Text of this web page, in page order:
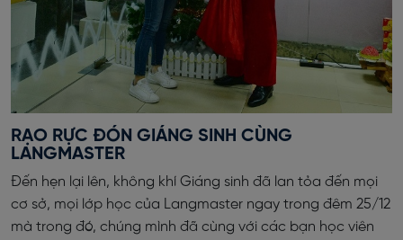
RẠO RỰC ĐÓN GIÁNG SINH CÙNG
LANGMASTER
Đến hẹn lại lên, không khí Giáng sinh đã lan tỏa đến mọi
cơ sở, mọi lớp học của Langmaster ngay trong đêm 25/12
mà trong đó, chúng mình đã cùng với các bạn học viên